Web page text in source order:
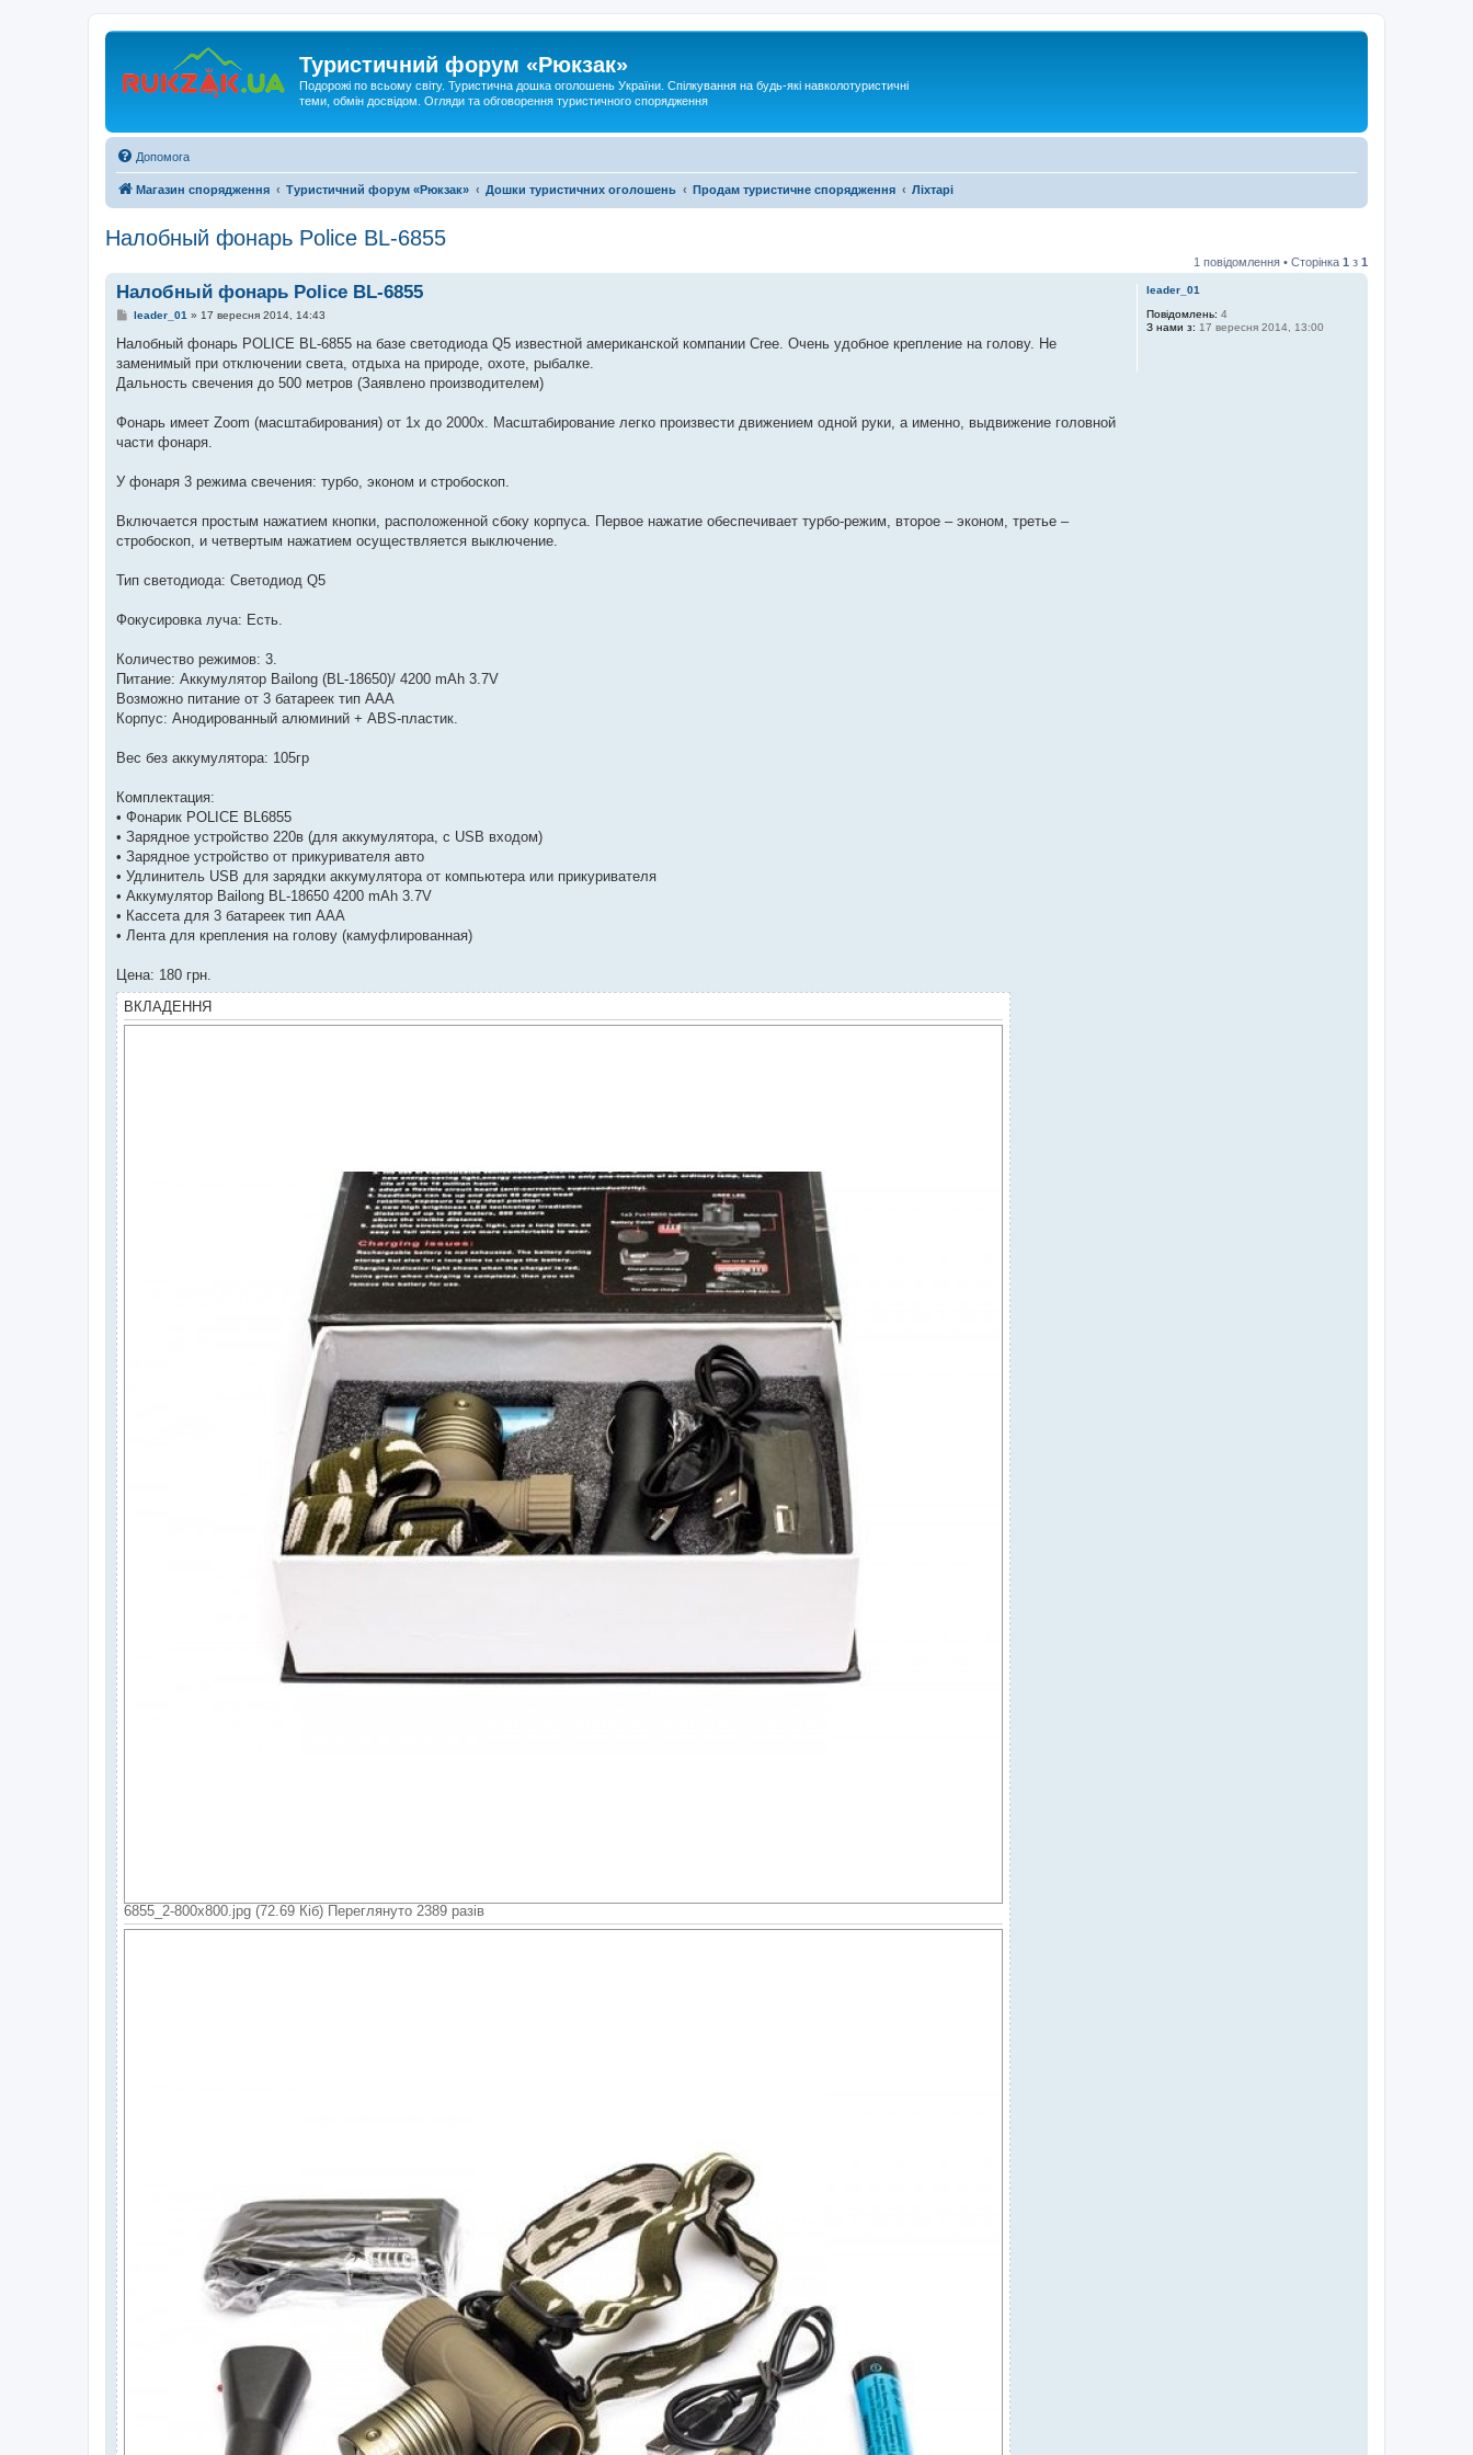
Туристичний форум «Рюкзак»
Подорожі по всьому світу. Туристична дошка оголошень України. Спілкування на будь-які навколотуристичні
теми, обмін досвідом. Огляди та обговорення туристичного спорядження
Допомога
Магазин спорядження Туристичний форум «Рюкзак» Дошки туристичних оголошень Продам туристичне спорядження Ліхтарі
Налобный фонарь Police BL-6855
1 повідомлення • Сторінка 1 з 1
leader_01
Повідомлень: 4
З нами з: 17 вересня 2014, 13:00
Налобный фонарь Police BL-6855
П
в
д
о
е
н
leader_01 » 17 вересня 2014, 14:43
Налобный фонарь POLICE BL-6855 на базе светодиода Q5 известной американской компании Cree. Очень удобное крепление на голову. Не
заменимый при отключении света, отдыха на природе, охоте, рыбалке.
Дальность свечения до 500 метров (Заявлено производителем)
Фонарь имеет Zoom (масштабирования) от 1х до 2000х. Масштабирование легко произвести движением одной руки, а именно, выдвижение головной
части фонаря.
У фонаря 3 режима свечения: турбо, эконом и стробоскоп.
Включается простым нажатием кнопки, расположенной cбоку корпуса. Первое нажатие обеспечивает турбо-режим, второе – эконом, третье –
стробоскоп, и четвертым нажатием осуществляется выключение.
Тип светодиода: Светодиод Q5
Фокусировка луча: Есть.
Количество режимов: 3.
Питание: Аккумулятор Bailong (BL-18650)/ 4200 mAh 3.7V
Возможно питание от 3 батареек тип ААА
Корпус: Анодированный алюминий + ABS-пластик.
Вес без аккумулятора: 105гр
Комплектация:
• Фонарик POLICE BL6855
• Зарядное устройство 220в (для аккумулятора, с USB входом)
• Зарядное устройство от прикуривателя авто
• Удлинитель USB для зарядки аккумулятора от компьютера или прикуривателя
• Аккумулятор Bailong BL-18650 4200 mAh 3.7V
• Кассета для 3 батареек тип ААА
• Лента для крепления на голову (камуфлированная)
Цена: 180 грн.
ВКЛАДЕННЯ
6855_2-800x800.jpg (72.69 Кіб) Переглянуто 2389 разів